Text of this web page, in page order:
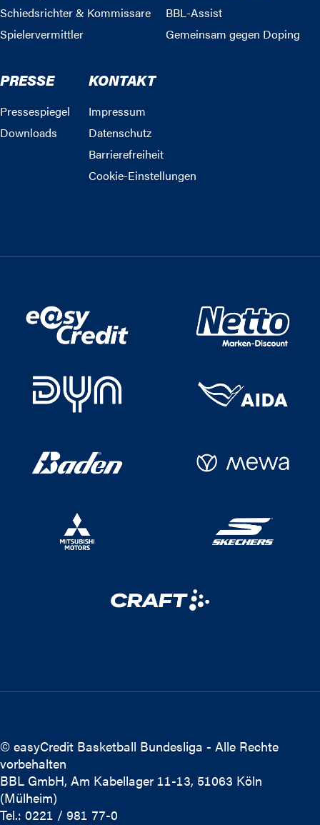
Schiedsrichter & Kommissare
Spielervermittler
BBL-Assist
Gemeinsam gegen Doping
PRESSE
Pressespiegel
Downloads
KONTAKT
Impressum
Datenschutz
Barrierefreiheit
Cookie-Einstellungen
© easyCredit Basketball Bundesliga - Alle Rechte
vorbehalten
BBL GmbH, Am Kabellager 11-13, 51063 Köln
(Mülheim)
Tel.: 0221 / 981 77-0